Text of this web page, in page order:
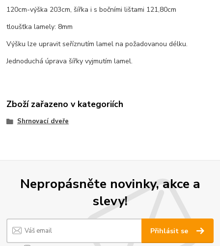
120cm-výška 203cm, šířka i s bočními lištami 121,80cm
tloušťka lamely: 8mm
Výšku lze upravit seříznutím lamel na požadovanou délku.
Jednoduchá úprava šířky vyjmutím lamel.
Zboží zařazeno v kategoriích
Shrnovací dveře
Nepropásněte novinky, akce a
slevy!
Přihlásit se